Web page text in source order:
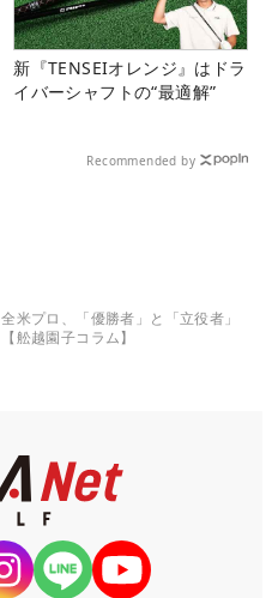
新『TENSEIオレンジ』はドラ
イバーシャフトの“最適解”
Recommended by
全米プロ、「優勝者」と「立役者」
【舩越園子コラム】